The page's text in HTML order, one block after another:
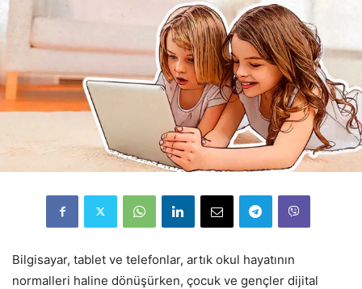
Bilgisayar, tablet ve telefonlar, artık okul hayatının
normalleri haline dönüşürken, çocuk ve gençler dijital